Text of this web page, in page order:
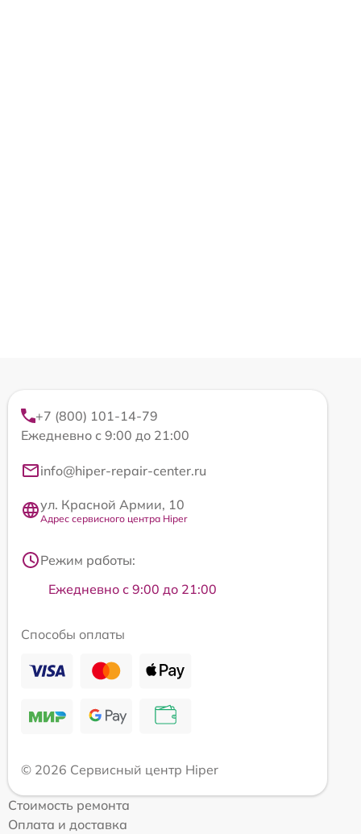
+7 (800) 101-14-79
Ежедневно с 9:00 до 21:00
info@hiper-repair-center.ru
ул. Красной Армии, 10
Адрес сервисного центра Hiper
Режим работы:
Ежедневно с 9:00 до 21:00
Способы оплаты
© 2026 Сервисный центр Hiper
Стоимость ремонта
Оплата и доставка